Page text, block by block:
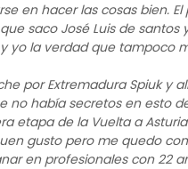
en hacer las cosas bien.
saco José Luis de
yo la verdad que tampoco
por Extremadura Spiuk y
no había secretos en esto
etapa de la Vuelta a
gusto pero me quedo
en profesionales con 22